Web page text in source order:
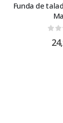
Funda de